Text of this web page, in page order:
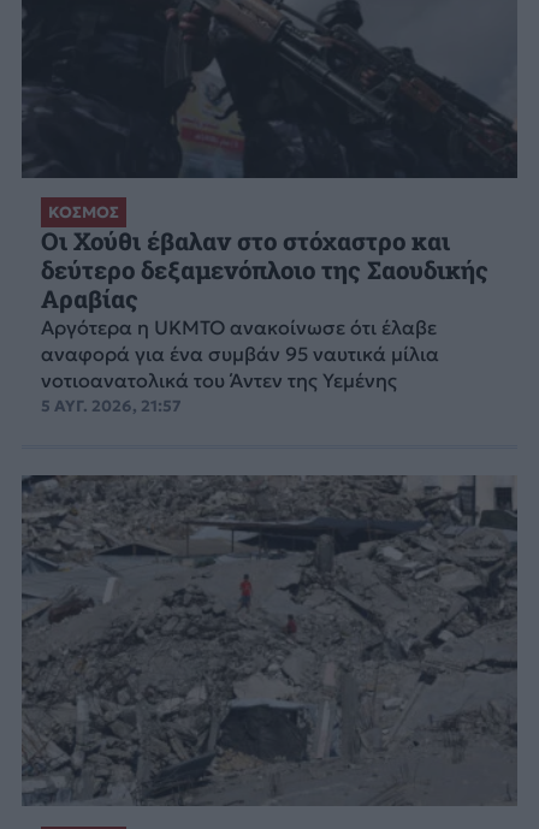
ΚΟΣΜΟΣ
Οι Χούθι έβαλαν στο στόχαστρο και
δεύτερο δεξαμενόπλοιο της Σαουδικής
Αραβίας
Aργότερα η UKMTO ανακοίνωσε ότι έλαβε
αναφορά για ένα συμβάν 95 ναυτικά μίλια
νοτιοανατολικά του Άντεν της Υεμένης
5 ΑΥΓ. 2026, 21:57